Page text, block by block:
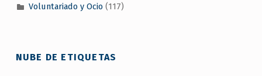
Voluntariado y Ocio (117)
NUBE DE ETIQUETAS